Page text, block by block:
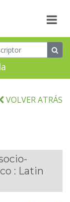
VOLVER ATRÁS
: Latin